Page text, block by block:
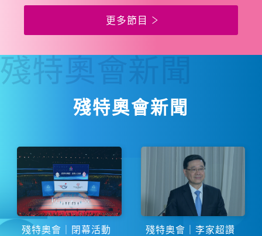
更多節目
殘特奧會新聞
殘特奧會
殘特奧會｜閉幕活動
殘特奧會｜李家超讚